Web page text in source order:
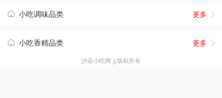
小吃调味品类 更多
小吃香精品类 更多
沙县小吃网 ⩠版权所有